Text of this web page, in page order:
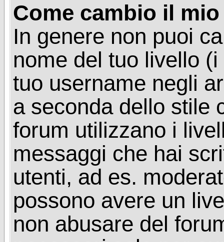
Come cambio il
In genere non puoi
nome del tuo livello
tuo username negli
a seconda dello stile
forum utilizzano i
messaggi che hai
utenti, ad es.
possono avere un
non abusare del